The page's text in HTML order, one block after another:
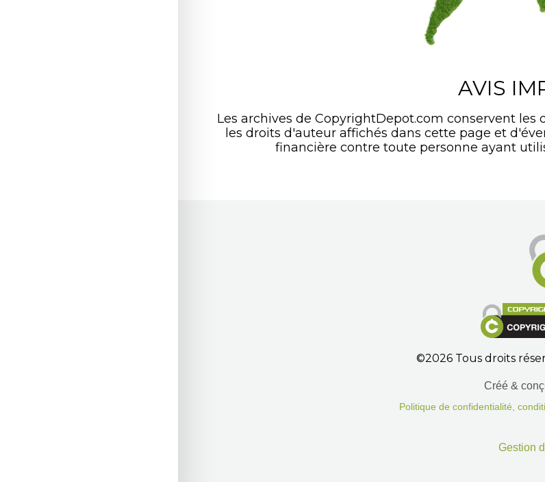
AVIS
Les archives de CopyrightDepot.com conservent
les droits d'auteur affichés dans cette page et
financière contre toute personne ayant
©2026 Tous droits
Créé &
Politique de confidentialité,
Gestion